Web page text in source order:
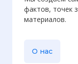
фактов, точек
материалов.
О нас